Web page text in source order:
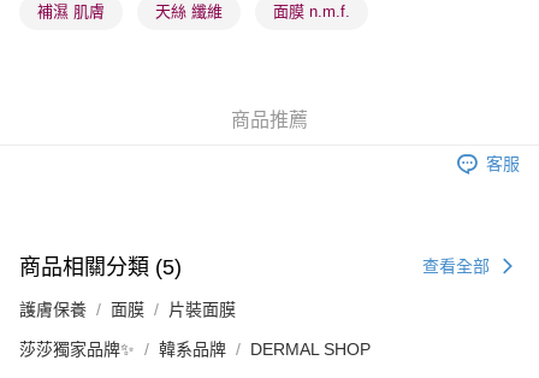
(澳門門市) 只顯示可選門市。確認發貨後2-5個工作天到店，3天內
澳門地區配送 - 確認發貨後1-4個工作天送達
補濕 肌膚 天絲 纖維 面膜 n.m.f.
商品推薦
客服
商品相關分類 (5) 查看全部
護膚保養 面膜 片裝面膜
莎莎獨家品牌✨ 韓系品牌 DERMAL SHOP